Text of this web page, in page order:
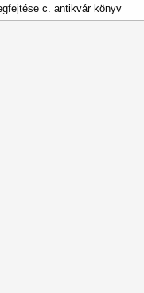
c. antikvár könyv